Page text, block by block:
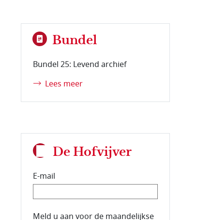
Bundel
Bundel 25: Levend archief
Lees meer
De Hofvijver
E-mail
E-mailadres van de abonnee.
Meld u aan voor de maandelijkse